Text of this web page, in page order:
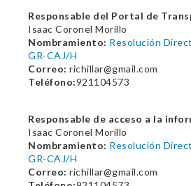
Responsable del Portal de
Isaac Coronel Morillo
Nombramiento: Resolución
GR-CAJ/H
Correo: richillar@gmail.com
Teléfono:921104573
Responsable de acceso a la
Isaac Coronel Morillo
Nombramiento: Resolución
GR-CAJ/H
Correo: richillar@gmail.com